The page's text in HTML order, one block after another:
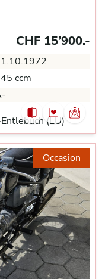
CHF 15’900.-
ccm
(LU)
Occasion